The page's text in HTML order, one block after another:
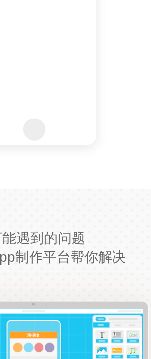
遇到的问题
制作平台帮你解决